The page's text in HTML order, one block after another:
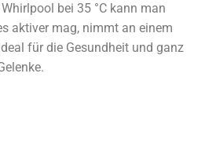
bei 35 °C kann man
aktiver mag, nimmt an einem
für die Gesundheit und ganz